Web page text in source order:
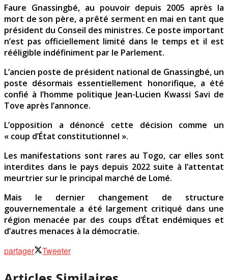
Faure Gnassingbé, au pouvoir depuis 2005 après la
mort de son père, a prêté serment en mai en tant que
président du Conseil des ministres. Ce poste important
n’est pas officiellement limité dans le temps et il est
rééligible indéfiniment par le Parlement.
L’ancien poste de président national de Gnassingbé, un
poste désormais essentiellement honorifique, a été
confié à l’homme politique Jean-Lucien Kwassi Savi de
Tove après l’annonce.
L’opposition a dénoncé cette décision comme un
« coup d’État constitutionnel ».
Les manifestations sont rares au Togo, car elles sont
interdites dans le pays depuis 2022 suite à l’attentat
meurtrier sur le principal marché de Lomé.
Mais le dernier changement de structure
gouvernementale a été largement critiqué dans une
région menacée par des coups d’État endémiques et
d’autres menaces à la démocratie.
partager Tweeter